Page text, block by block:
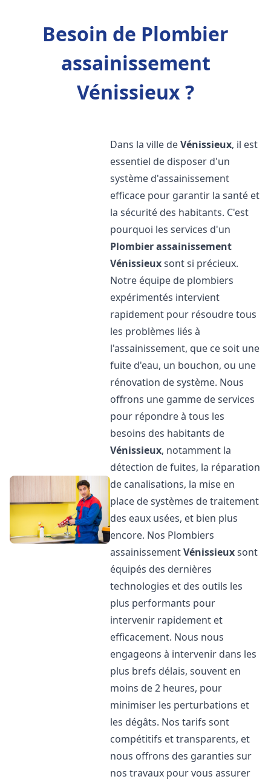
Besoin de Plombier
assainissement
Vénissieux ?
Dans la ville deVénissieux, il est
essentiel de disposer d'un
système d'assainissement
efficace pour garantir la santé et
la sécurité des habitants. C'est
pourquoi les services d'un
Plombier assainissement
Vénissieuxsont si précieux.
Notre équipe de plombiers
expérimentés intervient
rapidement pour résoudre tous
les problèmes liés à
l'assainissement, que ce soit une
fuite d'eau, un bouchon, ou une
rénovation de système. Nous
offrons une gamme de services
pour répondre à tous les
besoins des habitants de
Vénissieux, notamment la
détection de fuites, la réparation
de canalisations, la mise en
place de systèmes de traitement
des eaux usées, et bien plus
encore. Nos Plombiers
assainissementVénissieuxsont
équipés des dernières
technologies et des outils les
plus performants pour
intervenir rapidement et
efficacement. Nous nous
engageons à intervenir dans les
plus brefs délais, souvent en
moins de 2 heures, pour
minimiser les perturbations et
les dégâts. Nos tarifs sont
compétitifs et transparents, et
nous offrons des garanties sur
nos travaux pour vous assurer